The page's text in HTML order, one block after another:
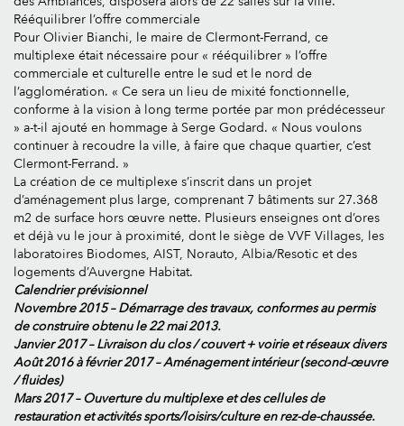
Rééquilibrer l’offre commerciale
Pour Olivier Bianchi, le maire de Clermont-Ferrand, ce
multiplexe était nécessaire pour « rééquilibrer » l’offre
commerciale et culturelle entre le sud et le nord de
l’agglomération. « Ce sera un lieu de mixité fonctionnelle,
conforme à la vision à long terme portée par mon prédécesseur
» a-t-il ajouté en hommage à Serge Godard. « Nous voulons
continuer à recoudre la ville, à faire que chaque quartier, c’est
Clermont-Ferrand. »
La création de ce multiplexe s’inscrit dans un projet
d’aménagement plus large, comprenant 7 bâtiments sur 27.368
m2 de surface hors œuvre nette. Plusieurs enseignes ont d’ores
et déjà vu le jour à proximité, dont le siège de VVF Villages, les
laboratoires Biodomes, AIST, Norauto, Albia/Resotic et des
logements d’Auvergne Habitat.
Calendrier prévisionnel
Novembre 2015 – Démarrage des travaux, conformes au permis
de construire obtenu le 22 mai 2013.
Janvier 2017 – Livraison du clos / couvert + voirie et réseaux divers
Août 2016 à février 2017 – Aménagement intérieur (second-œuvre
/ fluides)
Mars 2017 – Ouverture du multiplexe et des cellules de
restauration et activités sports/loisirs/culture en rez-de-chaussée.